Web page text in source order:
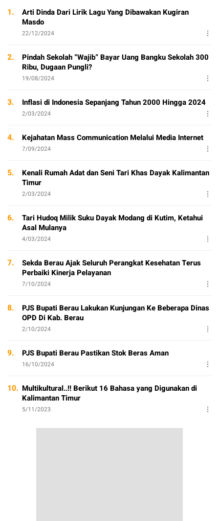
1.
Arti Dinda Dari Lirik Lagu Yang Dibawakan Kugiran
Masdo
22/12/2024
2.
Pindah Sekolah “Wajib” Bayar Uang Bangku Sekolah 300
Ribu, Dugaan Pungli?
19/08/2024
3. Inflasi di Indonesia Sepanjang Tahun 2000 Hingga 2024
2/03/2024
4. Kejahatan Mass Communication Melalui Media Internet
7/09/2024
5.
Kenali Rumah Adat dan Seni Tari Khas Dayak Kalimantan
Timur
2/03/2024
6.
Tari Hudoq Milik Suku Dayak Modang di Kutim, Ketahui
Asal Mulanya
4/03/2024
7.
Sekda Berau Ajak Seluruh Perangkat Kesehatan Terus
Perbaiki Kinerja Pelayanan
7/10/2024
8.
PJS Bupati Berau Lakukan Kunjungan Ke Beberapa Dinas
OPD Di Kab. Berau
2/10/2024
9. PJS Bupati Berau Pastikan Stok Beras Aman
16/10/2024
10. Multikultural..!! Berikut 16 Bahasa yang Digunakan di
Kalimantan Timur
5/11/2023